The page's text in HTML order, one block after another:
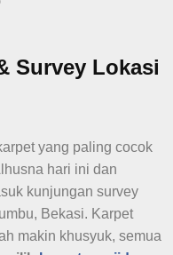
Survey Lokasi
yang paling cocok
hari ini dan
kunjungan survey
Bekasi. Karpet
makin khusyuk, semua